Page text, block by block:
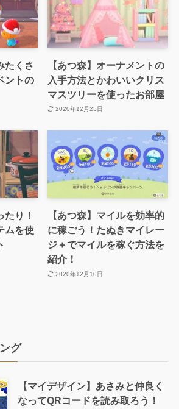
たくさ
ントの
【あつ森】オーナメントの
入手方法とかわいいクリス
マスツリーを使ったお部屋
2020年12月25日
たり！
ムを使
【あつ森】マイルを効率的
に稼ごう！たぬきマイレー
ジ＋でマイルを稼ぐ方法を
紹介！
2020年12月10日
グ
【マイデザイン】あさみと仲良く
なってQRコードを読み取ろう！